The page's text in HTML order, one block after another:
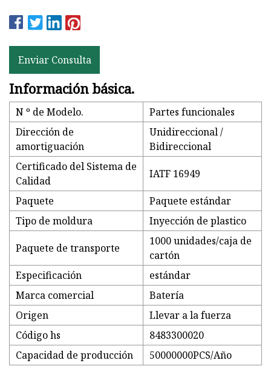
Enviar Consulta
Información básica.
N º de Modelo.
Partes funcionales
Dirección de
amortiguación
Unidireccional /
Bidireccional
Certificado del Sistema de
Calidad
IATF 16949
Paquete
Paquete estándar
Tipo de moldura
Inyección de plastico
Paquete de transporte
1000 unidades/caja de
cartón
Especificación
estándar
Marca comercial
Batería
Origen
Llevar a la fuerza
Código hs
8483300020
Capacidad de producción
50000000PCS/Año